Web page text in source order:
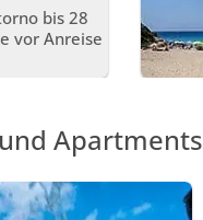
bis 28
vor Anreise
Apartments